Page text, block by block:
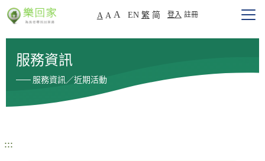
A A A EN 繁 简 登入 註冊
服務資訊
服務資訊／近期活動
:::